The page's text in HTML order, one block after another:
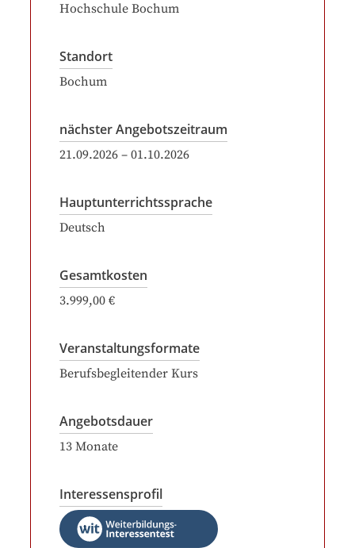
Hochschule Bochum
Standort
Bochum
nächster Angebotszeitraum
21.09.2026 – 01.10.2026
Hauptunterrichtssprache
Deutsch
Gesamtkosten
3.999,00 €
Veranstaltungsformate
Berufsbegleitender Kurs
Angebotsdauer
13 Monate
Interessensprofil